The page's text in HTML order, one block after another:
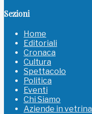
Sezioni
Home
Editoriali
Cronaca
Cultura
Spettacolo
Politica
Eventi
Chi Siamo
Aziende in vetrina